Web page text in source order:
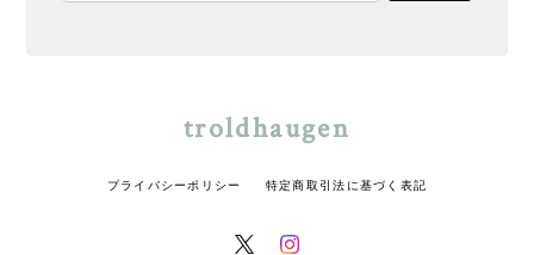
troldhaugen
プライバシーポリシー 特定商取引法に基づく表記